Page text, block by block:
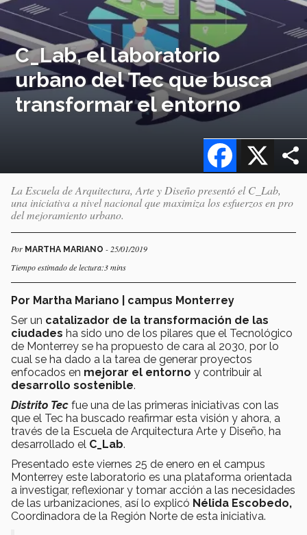
C_Lab, el laboratorio
urbano del Tec que busca
transformar el entorno
X
Facebook
La Escuela de Arquitectura, Arte y Diseño presentó el C_Lab,
una iniciativa a nivel nacional que maximiza los esfuerzos en pro
del mejoramiento urbano.
Por MARTHA MARIANO - 25/01/2019
Tiempo estimado de lectura:3 mins
Por Martha Mariano | campus Monterrey
Ser un catalizador de la transformación de las
ciudades ha sido uno de los pilares que el Tecnológico
de Monterrey se ha propuesto de cara al 2030, por lo
cual se ha dado a la tarea de generar proyectos
enfocados en mejorar el entorno y contribuir al
desarrollo sostenible.
Distrito Tec fue una de las primeras iniciativas con las
que el Tec ha buscado reafirmar esta visión y ahora, a
través de la Escuela de Arquitectura Arte y Diseño, ha
desarrollado el C_Lab.
Presentado este viernes 25 de enero en el campus
Monterrey este laboratorio es una plataforma orientada
a investigar, reflexionar y tomar acción a las necesidades
de las urbanizaciones, así lo explicó Nélida Escobedo,
Coordinadora de la Región Norte de esta iniciativa.